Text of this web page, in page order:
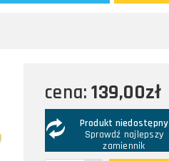
cena: 139,00zł
Produkt niedostępny
Sprawdź najlepszy
zamiennik